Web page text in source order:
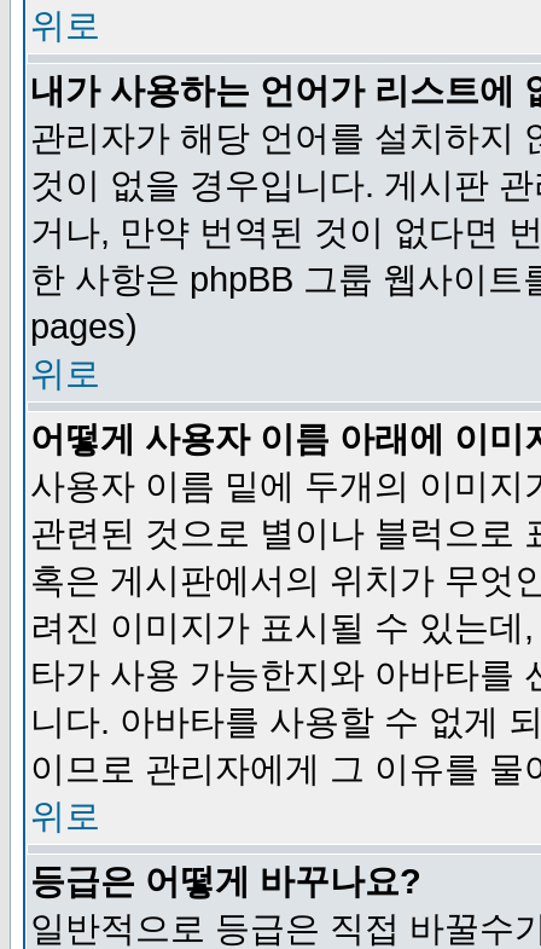
위로
내가 사용하는 언어가 리스트에
관리자가 해당 언어를 설치하지
것이 없을 경우입니다. 게시판
거나, 만약 번역된 것이 없다면
한 사항은 phpBB 그룹 웹사이
pages)
위로
어떻게 사용자 이름 아래에 이미
사용자 이름 밑에 두개의 이미
관련된 것으로 별이나 블럭으로
혹은 게시판에서의 위치가 무엇
려진 이미지가 표시될 수 있는
타가 사용 가능한지와 아바타를
니다. 아바타를 사용할 수 없게
이므로 관리자에게 그 이유를 물
위로
등급은 어떻게 바꾸나요?
일반적으로 등급은 직접 바꿀수